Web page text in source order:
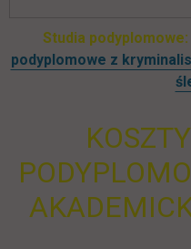
Studia podyplomowe:
podyplomowe z